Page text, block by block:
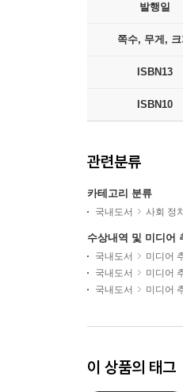
발행일
쪽수, 무게, 크
ISBN13
ISBN10
관련분류
카테고리 분류
국내도서 사회 정치
수상내역 및 미디어
국내도서 미디어
국내도서
미디어
국내도서
미디어
이 상품의 태그